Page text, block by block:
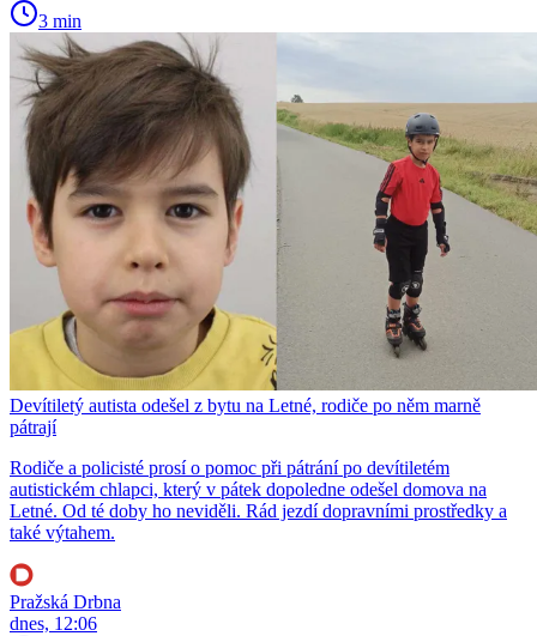
3 min
Devítiletý autista odešel z bytu na Letné, rodiče po něm marně
pátrají
Rodiče a policisté prosí o pomoc při pátrání po devítiletém
autistickém chlapci, který v pátek dopoledne odešel domova na
Letné. Od té doby ho neviděli. Rád jezdí dopravními prostředky a
také výtahem.
Pražská Drbna
dnes, 12:06